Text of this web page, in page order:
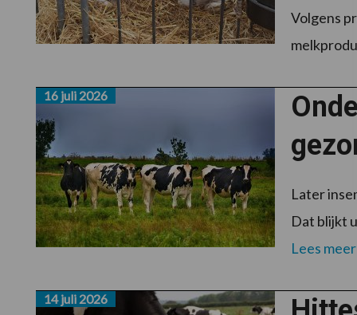
Volgens
16 juli 2026
Later
Dat blijkt
Lees meer
14 juli 2026